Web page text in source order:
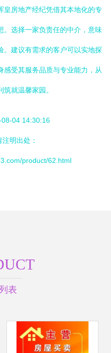
皇房地产经纪凭借其本地化的专
。选择一家负责任的中介，意味
。建议有需求的客户可以实地探
受其服务品质与专业能力，从
就温馨家园。
04 14:30:16
明出处：
product/62.html
表